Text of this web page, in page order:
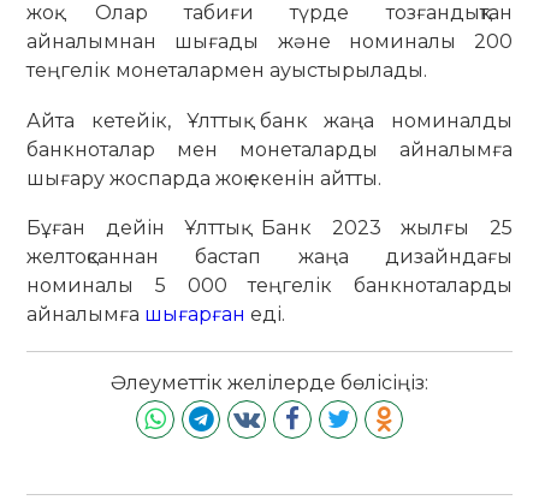
жоқ. Олар табиғи түрде тозғандықтан
айналымнан шығады және номиналы 200
теңгелік монеталармен ауыстырылады.
Айта кетейік, Ұлттық банк жаңа номиналды
банкноталар мен монеталарды айналымға
шығару жоспарда жоқ екенін айтты.
Бұған дейін Ұлттық Банк 2023 жылғы 25
желтоқсаннан бастап жаңа дизайндағы
номиналы 5 000 теңгелік банкноталарды
айналымға шығарғанеді.
Әлеуметтік желілерде бөлісіңіз: